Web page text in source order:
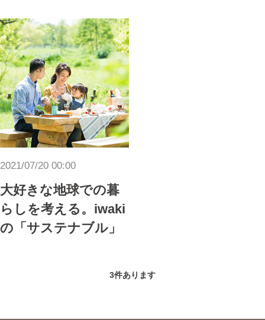
2021/07/20 00:00
大好きな地球での暮
らしを考える。iwaki
の「サステナブル」
3件あります